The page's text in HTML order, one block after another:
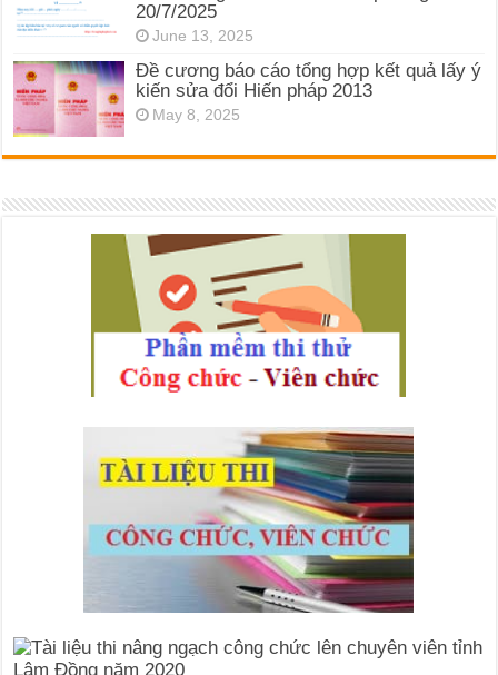
20/7/2025
June 13, 2025
Đề cương báo cáo tổng hợp kết quả lấy ý
kiến sửa đổi Hiến pháp 2013
May 8, 2025